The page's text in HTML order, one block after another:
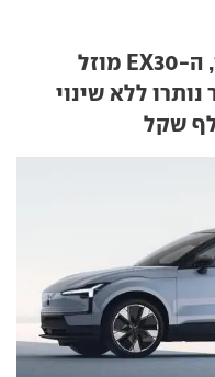
ללא שינוי